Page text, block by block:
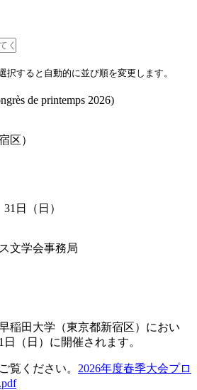
択すると自動的に並び順を変更します。
de printemps 2026)
区）
日（日）
文学会事務局
稲田大学（東京都新宿区）におい
（日）に開催されます。
覧ください。 2026年度春季大会プロ